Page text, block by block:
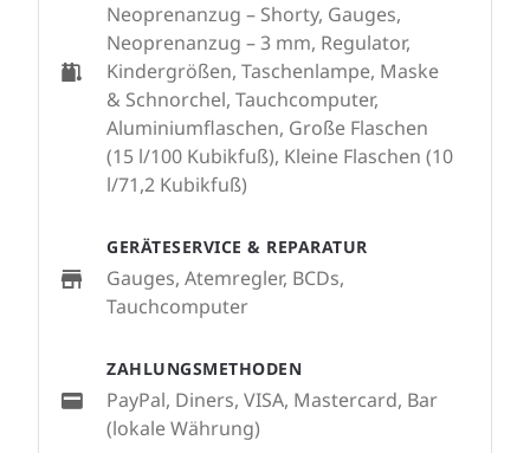
Neoprenanzug – Shorty, Gauges,
Neoprenanzug – 3 mm, Regulator,
Kindergrößen, Taschenlampe, Maske
& Schnorchel, Tauchcomputer,
Aluminiumflaschen, Große Flaschen
(15 l/100 Kubikfuß), Kleine Flaschen (10
l/71,2 Kubikfuß)
GERÄTESERVICE & REPARATUR
Gauges, Atemregler, BCDs,
Tauchcomputer
ZAHLUNGSMETHODEN
PayPal, Diners, VISA, Mastercard, Bar
(lokale Währung)